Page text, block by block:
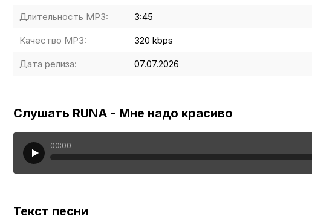
Длительность MP3: 3:45
Качество MP3: 320 kbps
Дата релиза: 07.07.2026
Слушать RUNA - Мне надо красиво
00:00
Текст песни